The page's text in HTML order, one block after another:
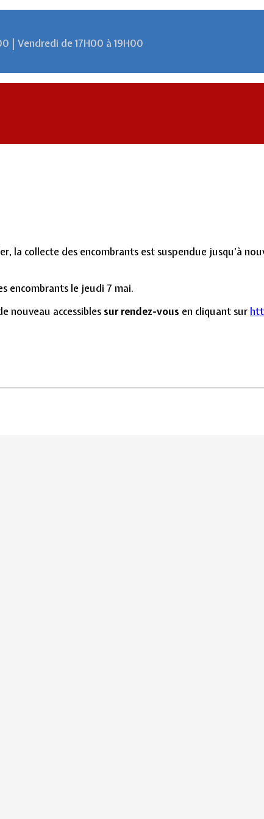
| Vendredi de 17H00 à 19H00
la collecte des encombrants est suspendue jusqu’à
encombrants le jeudi 7 mai.
nouveau accessibles sur rendez-vous en cliquant sur